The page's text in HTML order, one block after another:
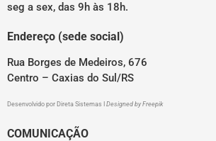
seg a sex, das 9h às 18h.
Endereço (sede social)
Rua Borges de Medeiros, 676
Centro – Caxias do Sul/RS
Desenvolvido por Direta Sistemas Designed by Freepik
COMUNICAÇÃO